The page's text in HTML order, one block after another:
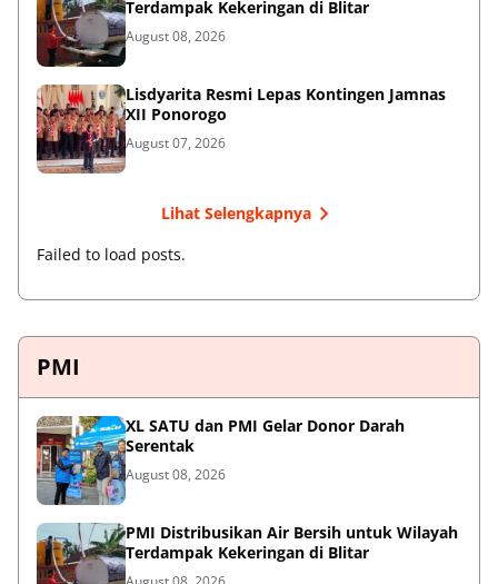
Terdampak Kekeringan di Blitar
August 08, 2026
Lisdyarita Resmi Lepas Kontingen Jamnas
XII Ponorogo
August 07, 2026
Lihat Selengkapnya
Failed to load posts.
PMI
XL SATU dan PMI Gelar Donor Darah
Serentak
August 08, 2026
PMI Distribusikan Air Bersih untuk Wilayah
Terdampak Kekeringan di Blitar